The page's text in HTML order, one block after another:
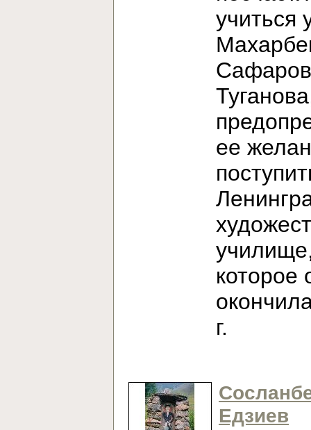
учиться
ее
которое
г.
Едзиев